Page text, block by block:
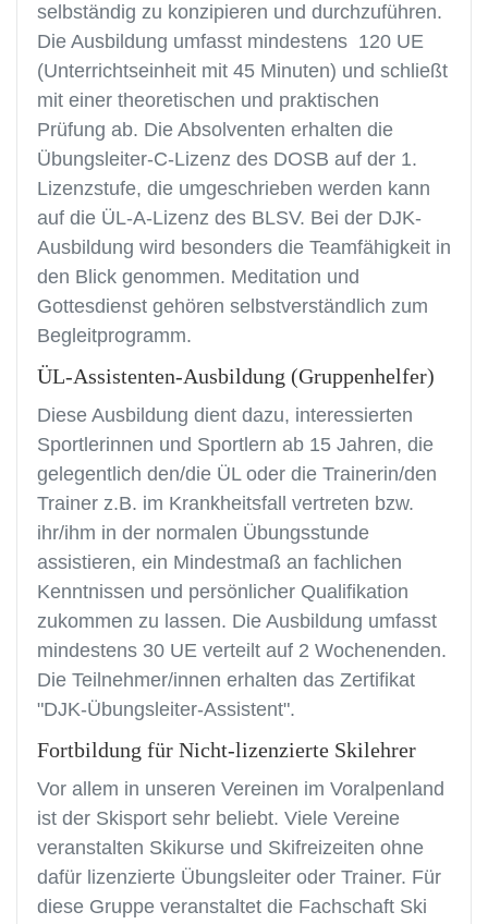
selbständig zu konzipieren und durchzuführen.
Die Ausbildung umfasst mindestens 120 UE
(Unterrichtseinheit mit 45 Minuten) und schließt
mit einer theoretischen und praktischen
Prüfung ab. Die Absolventen erhalten die
Übungsleiter-C-Lizenz des DOSB auf der 1.
Lizenzstufe, die umgeschrieben werden kann
auf die ÜL-A-Lizenz des BLSV. Bei der DJK-
Ausbildung wird besonders die Teamfähigkeit in
den Blick genommen. Meditation und
Gottesdienst gehören selbst­verständlich zum
Begleitprogramm.
ÜL-Assistenten-Ausbildung (Gruppenhelfer)
Diese Ausbildung dient dazu, interessierten
Sportlerinnen und Sportlern ab 15 Jahren, die
gelegentlich den/die ÜL oder die Trainerin/den
Trainer z.B. im Krankheitsfall vertreten bzw.
ihr/ihm in der normalen Übungsstunde
assistieren, ein Mindestmaß an fachlichen
Kenntnissen und persönlicher Qualifikation
zukommen zu lassen. Die Ausbildung umfasst
mindestens 30 UE verteilt auf 2 Wochenenden.
Die Teilnehmer/innen erhalten das Zertifikat
"DJK-Übungsleiter-Assistent".
Fortbildung für Nicht-lizenzierte Skilehrer
Vor allem in unseren Vereinen im Voralpenland
ist der Skisport sehr beliebt. Viele Vereine
veranstalten Skikurse und Skifreizeiten ohne
dafür lizenzierte Übungsleiter oder Trainer. Für
diese Gruppe veranstaltet die Fachschaft Ski